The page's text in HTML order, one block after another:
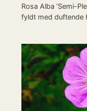
Rosa Alba ‘Semi-
fyldt med duftende